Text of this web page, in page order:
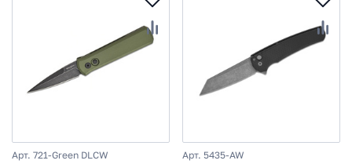
Арт. 721-Green DLCW Арт. 5435-AW